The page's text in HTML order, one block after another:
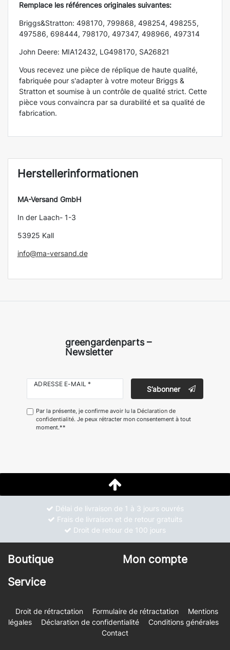
Remplace les références originales suivantes:
Briggs&Stratton: 498170, 799868, 498254, 498255,
497586, 698444, 798170, 497347, 498966, 497314
John Deere: MIA12432, LG498170, SA26821
Vous recevez une pièce de réplique de haute qualité,
fabriquée pour s'adapter à votre moteur Briggs &
Stratton et soumise à un contrôle de qualité strict. Cette
pièce vous convaincra par sa durabilité et sa qualité de
fabrication.
Herstellerinformationen
MA-Versand GmbH
In der Laach- 1-3
53925 Kall
info@ma-versand.de
greengardenparts –
Newsletter
ADRESSE E-MAIL *
S’abonner
Par la présente, je confirme avoir lu la Déclaration de
confidentialité. Je peux rétracter mon consentement à tout
moment.**
Délai de livraison de 1 à 3 jours ouvrés
Frais de livraison et de retour gratuits
Droit de retour de 100 jours
Boutique
Mon compte
Service
Droit de rétractation Formulaire de rétractation
Mentions
légales
Déclaration de confidentialité
Conditions générales
Contact